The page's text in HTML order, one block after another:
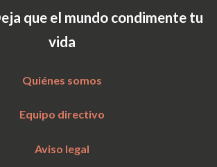
que el mundo condimente tu
vida
Quiénes somos
Equipo directivo
Aviso legal